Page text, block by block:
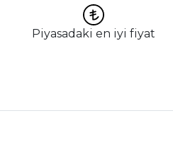
Piyasadaki en iyi fiyat